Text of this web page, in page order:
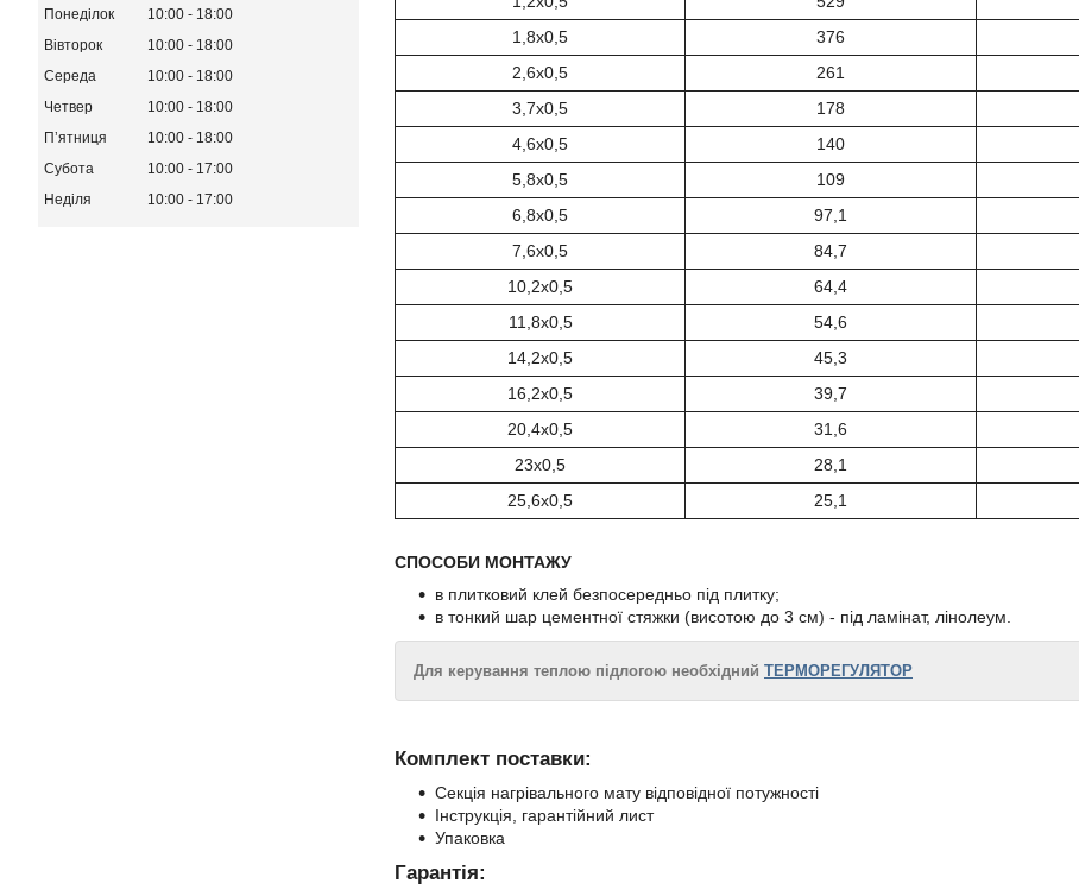
1,8х0,5
376
2,6х0,5
261
3,7х0,5
178
4,6х0,5
140
5,8х0,5
109
6,8х0,5
97,1
7,6х0,5
84,7
10,2х0,5
64,4
11,8х0,5
54,6
14,2х0,5
45,3
16,2х0,5
39,7
20,4х0,5
31,6
23х0,5
28,1
25,6х0,5
25,1
СПОСОБИ МОНТАЖУ
в плитковий клей безпосередньо під плитку;
в тонкий шар цементної стяжки (висотою до 3 см) - під ламінат, лінолеум.
Для керування теплою підлогою необхідний ТЕРМОРЕГУЛЯТОР
Комплект поставки:
Секція нагрівального мату відповідної потужності
Інструкція, гарантійний лист
Упаковка
Гарантія:
Понеділок 10:00
18:00
Вівторок
10:00
18:00
Середа
10:00
18:00
Четвер
10:00
18:00
Пʼятниця
10:00
18:00
Субота
10:00
17:00
Неділя
10:00 17:00